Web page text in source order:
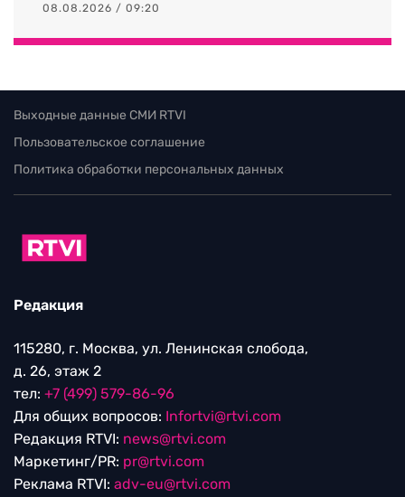
08.08.2026 / 09:20
Выходные данные СМИ RTVI
Пользовательское соглашение
Политика обработки персональных данных
Редакция
115280, г. Москва, ул. Ленинская слобода,
д. 26, этаж 2
тел: +7 (499) 579-86-96
Для общих вопросов: Infortvi@rtvi.com
Редакция RTVI: news@rtvi.com
Маркетинг/PR: pr@rtvi.com
Реклама RTVI: adv-eu@rtvi.com